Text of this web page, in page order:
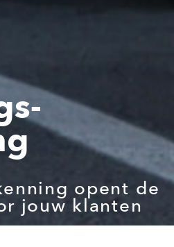
opent de
jouw klanten